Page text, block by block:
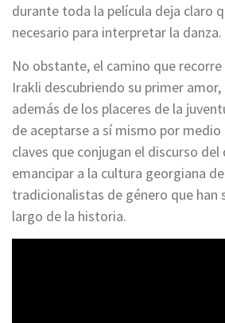
durante toda la película deja claro
necesario para interpretar la danza.
No obstante, el camino que
Irakli descubriendo su primer
además de los placeres de la
de aceptarse a sí mismo por medio
claves que conjugan el discurso
emancipar a la cultura georgiana
tradicionalistas de género que han
largo de la historia.